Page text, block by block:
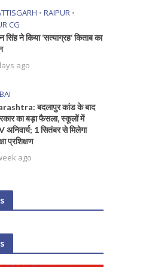
• RAIPUR •
CG
सिंह ने किया ‘सत्याग्रह‘ किताब का
ago
बदलापुर कांड के बाद
का बड़ा फैसला, स्कूलों में
अनिवार्य; 1 सितंबर से मिलेगा
प्रशिक्षण
ago